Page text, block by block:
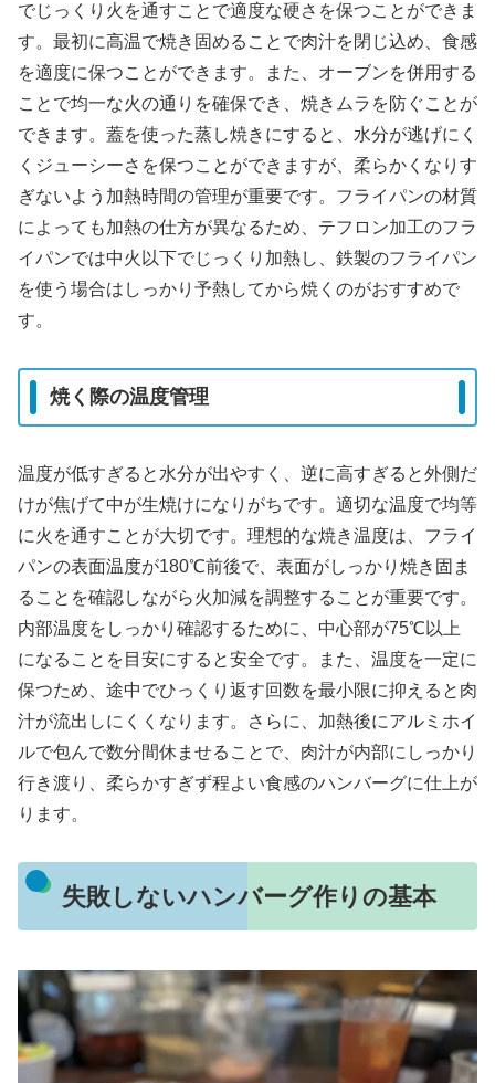
でじっくり火を通すことで適度な硬さを保つことができま
す。最初に高温で焼き固めることで肉汁を閉じ込め、食感
を適度に保つことができます。また、オーブンを併用する
ことで均一な火の通りを確保でき、焼きムラを防ぐことが
できます。蓋を使った蒸し焼きにすると、水分が逃げにく
くジューシーさを保つことができますが、柔らかくなりす
ぎないよう加熱時間の管理が重要です。フライパンの材質
によっても加熱の仕方が異なるため、テフロン加工のフラ
イパンでは中火以下でじっくり加熱し、鉄製のフライパン
を使う場合はしっかり予熱してから焼くのがおすすめで
す。
焼く際の温度管理
温度が低すぎると水分が出やすく、逆に高すぎると外側だ
けが焦げて中が生焼けになりがちです。適切な温度で均等
に火を通すことが大切です。理想的な焼き温度は、フライ
パンの表面温度が180℃前後で、表面がしっかり焼き固ま
ることを確認しながら火加減を調整することが重要です。
内部温度をしっかり確認するために、中心部が75℃以上
になることを目安にすると安全です。また、温度を一定に
保つため、途中でひっくり返す回数を最小限に抑えると肉
汁が流出しにくくなります。さらに、加熱後にアルミホイ
ルで包んで数分間休ませることで、肉汁が内部にしっかり
行き渡り、柔らかすぎず程よい食感のハンバーグに仕上が
ります。
失敗しないハンバーグ作りの基本